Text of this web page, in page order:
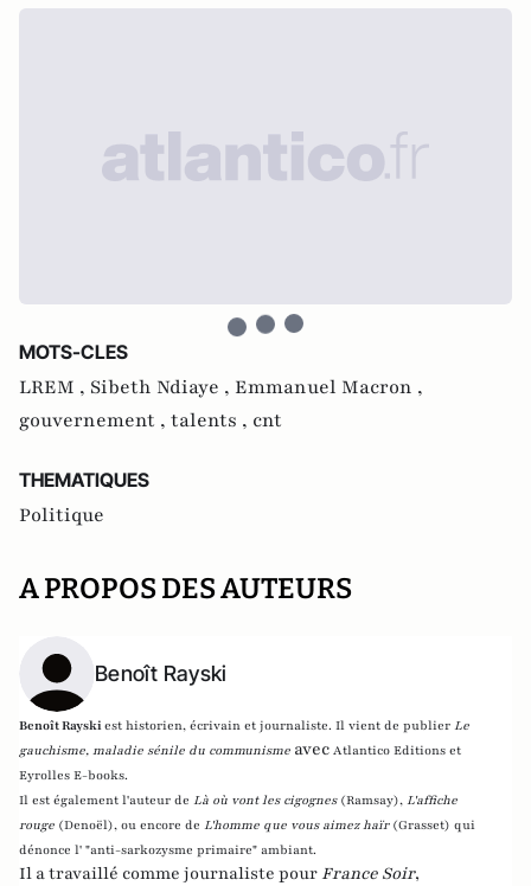
MOTS-CLES
LREM , Sibeth Ndiaye , Emmanuel Macron ,
gouvernement , talents , cnt
THEMATIQUES
Politique
A PROPOS DES AUTEURS
Benoît Rayski
Benoît Rayskiest historien, écrivain et journaliste. Il vient de publier Le
gauchisme, maladie sénile du communisme avec Atlantico Editions et
Eyrolles E-books.
Il est également l'auteur de Là où vont les cigognes (Ramsay), L'affiche
rouge (Denoël), ou encore de L'homme que vous aimez haïr (Grasset) qui
dénonce l' "anti-sarkozysme primaire" ambiant.
Il a travaillé comme journaliste pour France Soir,